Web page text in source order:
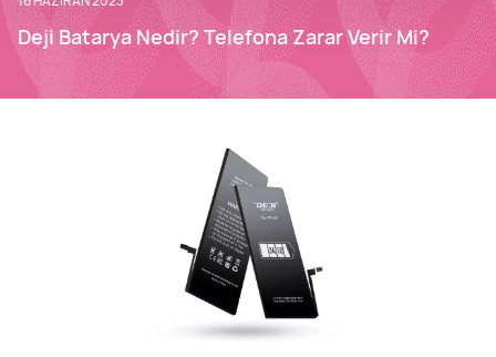
Deji Batarya Nedir? Telefona Zarar Verir Mi?